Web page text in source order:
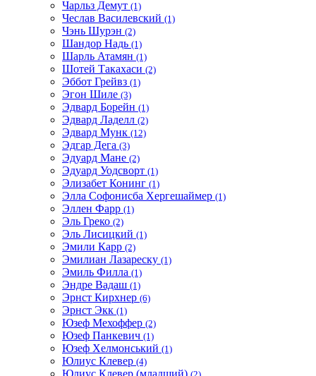
Чарльз Демут (1)
Чеслав Василевский (1)
Чэнь Шурэн (2)
Шандор Надь (1)
Шарль Атамян (1)
Шотей Такахаси (2)
Эббот Грейвз (1)
Эгон Шиле (3)
Эдвард Борейн (1)
Эдвард Ладелл (2)
Эдвард Мунк (12)
Эдгар Дега (3)
Эдуард Мане (2)
Эдуард Уодсворт (1)
Элизабет Конинг (1)
Элла Софонисба Хергешаймер (1)
Эллен Фарр (1)
Эль Греко (2)
Эль Лисицкий (1)
Эмили Карр (2)
Эмилиан Лазареску (1)
Эмиль Филла (1)
Эндре Вадаш (1)
Эрнст Кирхнер (6)
Эрнст Экк (1)
Юзеф Мехоффер (2)
Юзеф Панкевич (1)
Юзеф Хелмонський (1)
Юлиус Клевер (4)
Юлиус Клевер (младший)